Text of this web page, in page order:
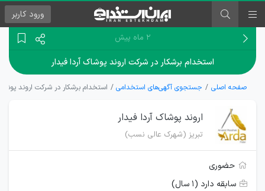
ورود کاربر
۲ ماه پیش
استخدام برشکار در شرکت اروند پوشاک آردا فیدار
صفحه اصلی جستجوی آگهی‌های استخدامی استخدام برشکار در شرکت اروند
اروند پوشاک آردا فیدار
تبریز (شهرک عالی نسب)
حضوری
سابقه دارد (۱ سال)